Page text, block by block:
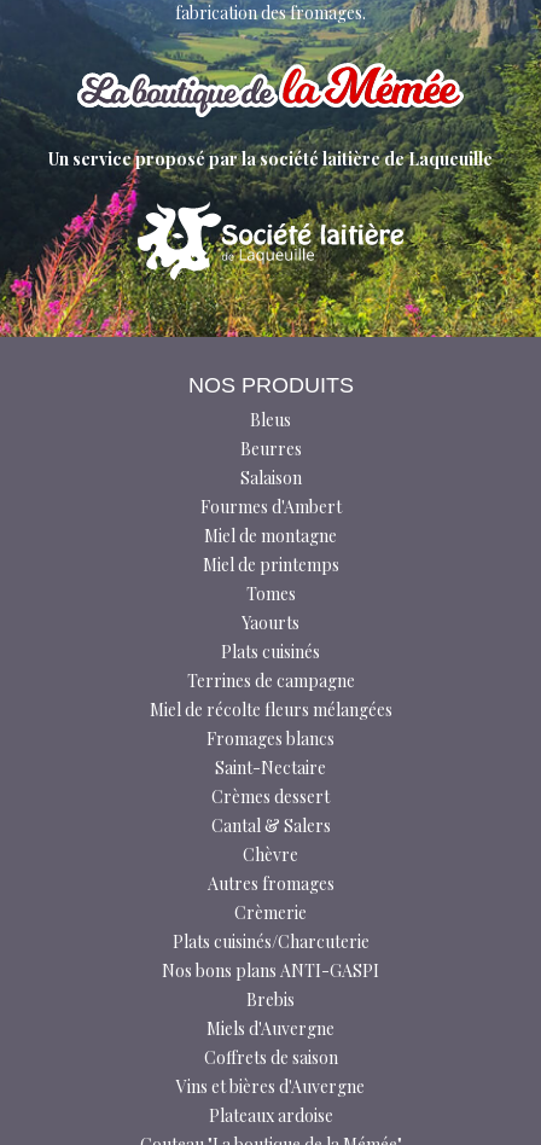
fabrication des fromages.
Un service proposé par la société laitière de Laqueuille
NOS PRODUITS
Bleus
Beurres
Salaison
Fourmes d'Ambert
Miel de montagne
Miel de printemps
Tomes
Yaourts
Plats cuisinés
Terrines de campagne
Miel de récolte fleurs mélangées
Fromages blancs
Saint-Nectaire
Crèmes dessert
Cantal & Salers
Chèvre
Autres fromages
Crèmerie
Plats cuisinés/Charcuterie
Nos bons plans ANTI-GASPI
Brebis
Miels d'Auvergne
Coffrets de saison
Vins et bières d'Auvergne
Plateaux ardoise